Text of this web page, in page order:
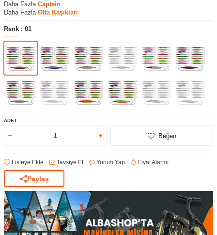
Daha Fazla Captain
Daha Fazla Olta Kaşıkları
Renk : 01
ADET
Beğen
Listeye Ekle Tavsiye Et Yorum Yap Fiyat Alarmı
Paylaş